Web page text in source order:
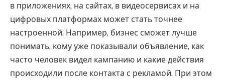
в приложениях, на сайтах, в видеосервисах и на
цифровых платформах может стать точнее
настроенной. Например, бизнес сможет лучше
понимать, кому уже показывали объявление, как
часто человек видел кампанию и какие действия
происходили после контакта с рекламой. При этом